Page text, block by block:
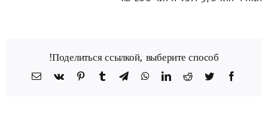
Поделиться ссылкой, выберите способ!
Facebook
Twitter
Reddit
LinkedIn
WhatsApp
Telegram
Tumblr
Pinterest
Vk
כתובת